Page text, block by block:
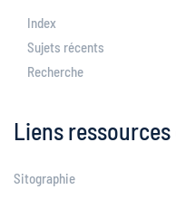
Index
Sujets récents
Recherche
Liens
Sitographie